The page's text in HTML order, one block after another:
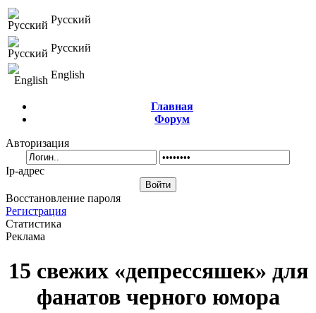
Русский
Русский
English
Главная
Форум
Авторизация
Ip-адрес
Восстановление пароля
Регистрация
Статистика
Реклама
15 свежих «депрессяшек» для
фанатов черного юмора